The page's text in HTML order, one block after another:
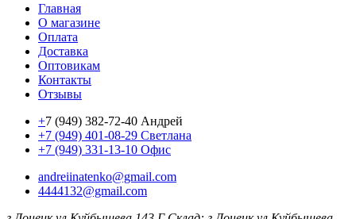
Главная
О магазине
Оплата
Доставка
Оптовикам
Контакты
Отзывы
+7 (949) 382-72-40 Андрей
+7 (949) 401-08-29 Светлана
+7 (949) 331-13-10 Офис
andreiinatenko@gmail.com
4444132@gmail.com